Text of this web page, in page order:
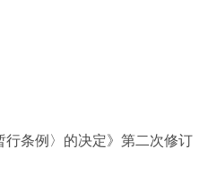
行条例〉的决定》第二次修订